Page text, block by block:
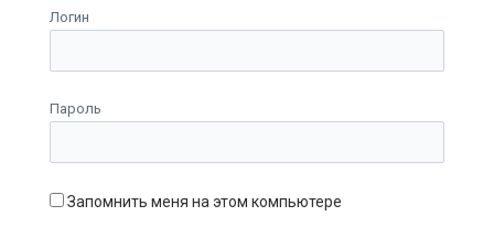
Логин
Пароль
Запомнить меня на этом компьютере